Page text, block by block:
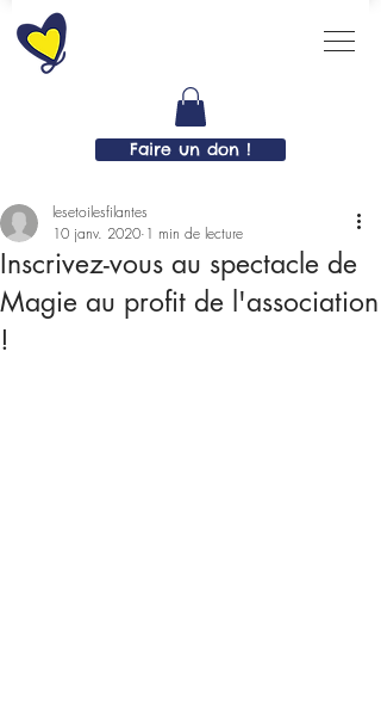
Faire un don !
Inscrivez-vous au spectacle de
Magie au profit de l'association
!
lesetoilesfilantes
10 janv. 2020 1 min de lecture